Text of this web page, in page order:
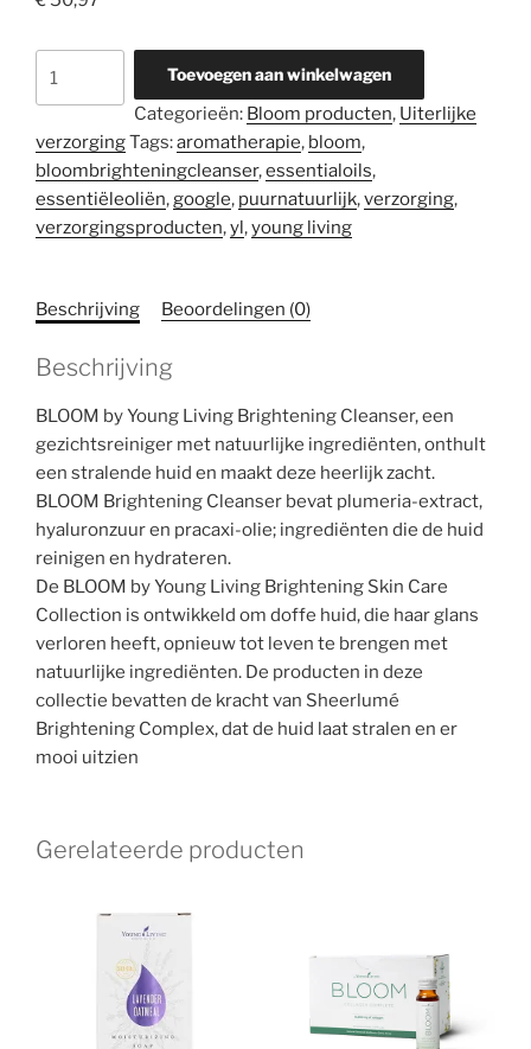
aantal
Toevoegen aan winkelwagen
Categorieën: Bloom producten, Uiterlijke
verzorgingTags:aromatherapie, bloom,
bloombrighteningcleanser,essentialoils,
essentiëleoliën,google, puurnatuurlijk,verzorging,
verzorgingsproducten,yl ,young living
Beschrijving Beoordelingen (0)
Beschrijving
BLOOM by Young Living Brightening Cleanser, een
gezichtsreiniger met natuurlijke ingrediënten, onthult
een stralende huid en maakt deze heerlijk zacht.
BLOOM Brightening Cleanser bevat plumeria-extract,
hyaluronzuur en pracaxi-olie; ingrediënten die de huid
reinigen en hydrateren.
De BLOOM by Young Living Brightening Skin Care
Collection is ontwikkeld om doffe huid, die haar glans
verloren heeft, opnieuw tot leven te brengen met
natuurlijke ingrediënten. De producten in deze
collectie bevatten de kracht van Sheerlumé
Brightening Complex, dat de huid laat stralen en er
mooi uitzien
Gerelateerde producten